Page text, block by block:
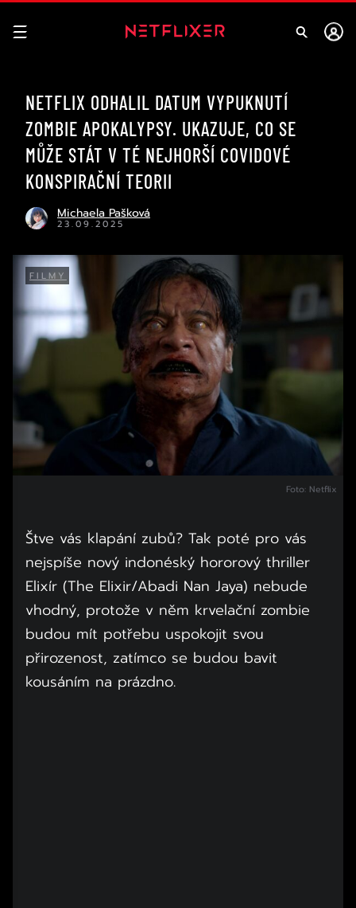
NETFLIX ODHALIL DATUM VYPUKNUTÍ
ZOMBIE APOKALYPSY. UKAZUJE, CO SE
MŮŽE STÁT V TÉ NEJHORŠÍ COVIDOVÉ
KONSPIRAČNÍ TEORII
Michaela Pašková
23.09.2025
FILMY
Foto: Netflix
Štve vás klapání zubů? Tak poté pro vás
nejspíše nový indonéský hororový thriller
Elixír (The Elixir/Abadi Nan Jaya) nebude
vhodný, protože v něm krvelační zombie
budou mít potřebu uspokojit svou
přirozenost, zatímco se budou bavit
kousáním na prázdno.